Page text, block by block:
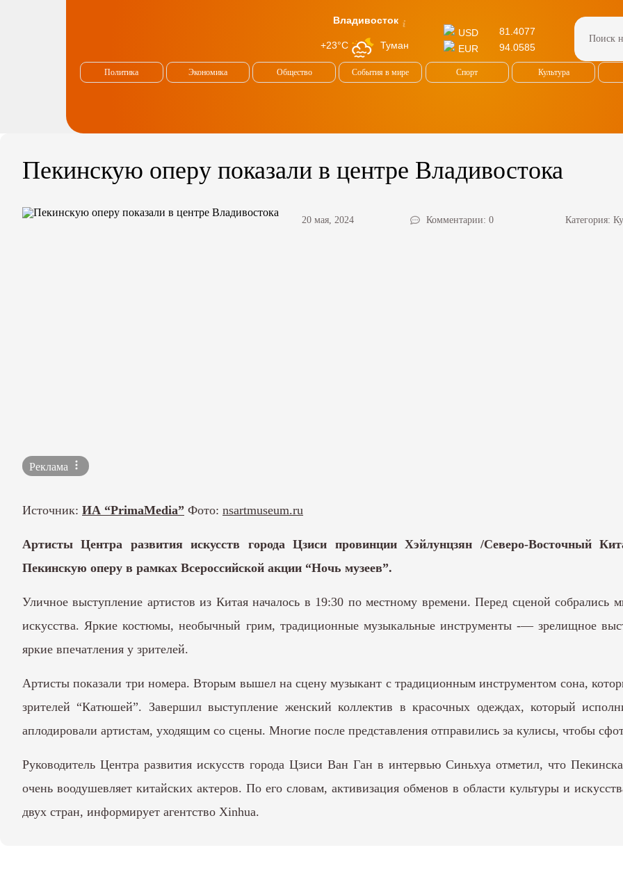
Владивосток
+23°C Туман
USD
81.4077
EUR
94.0585
Политика Экономика Общество События в мире Спорт Культура
Пекинскую оперу показали в центре Владивостока
20 мая, 2024 Комментарии: 0 Категория:
Реклама
Источник: ИА “PrimaMedia” Фото: nsartmuseum.ru
Артисты Центра развития искусств города Цзиси провинции Хэйлунцзян /Северо-Восточный
Пекинскую оперу в рамках Всероссийской акции “Ночь музеев”.
Уличное выступление артистов из Китая началось в 19:30 по местному времени. Перед сценой собрались
искусства. Яркие костюмы, необычный грим, традиционные музыкальные инструменты -— зрелищное
яркие впечатления у зрителей.
Артисты показали три номера. Вторым вышел на сцену музыкант с традиционным инструментом сона,
зрителей “Катюшей”. Завершил выступление женский коллектив в красочных одеждах, который
аплодировали артистам, уходящим со сцены. Многие после представления отправились за кулисы, чтобы
Руководитель Центра развития искусств города Цзиси Ван Ган в интервью Синьхуа отметил, что
очень воодушевляет китайских актеров. По его словам, активизация обменов в области культуры и
двух стран, информирует агентство Хinhua.